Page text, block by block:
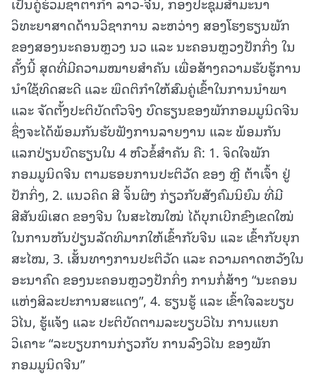
ວິທະຍາສາດດ້ານວິຊາການ ລະຫວ່າງ ສອງໂຮງຮຽນພັກ
ຂອງສອງນະຄອນຫຼວງ ນວ ແລະ ນະຄອນຫຼວງປັກກິ່ງ ໃນ
ຄັ້ງນີ້ ສຸດທີ່ມີຄວາມໝາຍສໍາຄັນ ເພື່ອສ້າງຄວາມຮັບຮູ້ການ
ນໍາໃຊ້ທິດສະດີ ແລະ ພຶດຕິກຳໃຫ້ສົມຄູ່ເຂົ້າໃນການນໍາພາ
ແລະ ຈັດຕັ້ງປະຕິບັດຕົວຈິງ ບົດຮຽນຂອງພັກກອມມູນິດຈີນ
ຊຶ່ງຈະໄດ້ພ້ອມກັນຮັບຟັງການລາຍງານ ແລະ ພ້ອມກັນ
ແລກປ່ຽນບົດຮຽນໃນ 4 ຫົວຂໍ້ສໍາຄັນ ຄື: 1. ຈິດໃຈພັກ
ກອມມູນິດຈີນ ຕາມຮອຍການປະຕິວັດ ຂອງ ຫຼີ ຕ້າເຈົ້າ ຢູ່
ປັກກິ່ງ, 2. ແນວຄິດ ສີ ຈິ້ນຜິງ ກ່ຽວກັບສັງຄົມນິຍົມ ທີ່ມີ
ສີສັນພິເສດ ຂອງຈີນ ໃນສະໄໝໃໝ່ ໄດ້ບຸກເບີກຂົງເຂດໃໝ່
ໃນການຫັນປ່ຽນລັດທິມາກໃຫ້ເຂົ້າກັບຈີນ ແລະ ເຂົ້າກັບຍຸກ
ສະໄໝ, 3. ເສັ້ນທາງການປະຕິວັດ ແລະ ຄວາມຄາດຫວັງໃນ
ອະນາຄົດ ຂອງນະຄອນຫຼວງປັກກິ່ງ ການກໍ່ສ້າງ “ນະຄອນ
ແຫ່ງສິລະປະການສະແດງ”, 4. ຮຽນຮູ້ ແລະ ເຂົ້າໃຈລະບຽບ
ວິໄນ, ຮູ້ແຈ້ງ ແລະ ປະຕິບັດຕາມລະບຽບວິໄນ ການແຍກ
ວິເຄາະ “ລະບຽບການກ່ຽວກັບ ການລົງວິໄນ ຂອງພັກ
ກອມມູນິດຈີນ”